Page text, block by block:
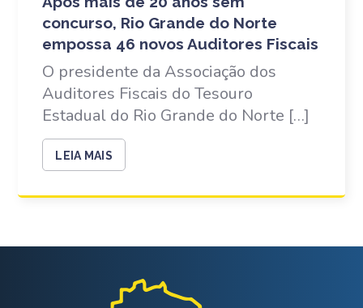
concurso, Rio Grande do Norte
empossa 46 novos Auditores Fiscais
O presidente da Associação dos
Auditores Fiscais do Tesouro
Estadual do Rio Grande do Norte […]
LEIA MAIS